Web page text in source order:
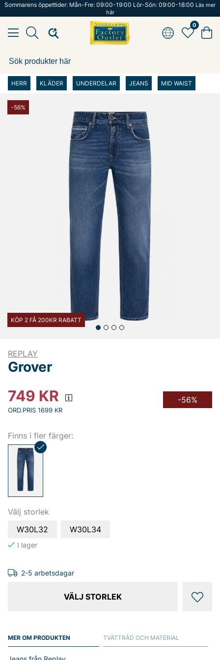
Sommarens öppettider: Mån-Fre: 09:00-19:00 Lör-Sön: 09:00-18:00 Läs mer
här
0
HERR KLÄDER UNDERDELAR JEANS MID WAIST
-56%
KÖP 2 FÅ 200KR RABATT
REPLAY
Grover
749 KR
ORD.PRIS 1699 KR
-56%
Finns i fler färger:
Välj storlek
W30L32
W30L34
2-5 arbetsdagar
VÄLJ STORLEK
MER OM PRODUKTEN TVÄTTRÅD OCH MATERIAL